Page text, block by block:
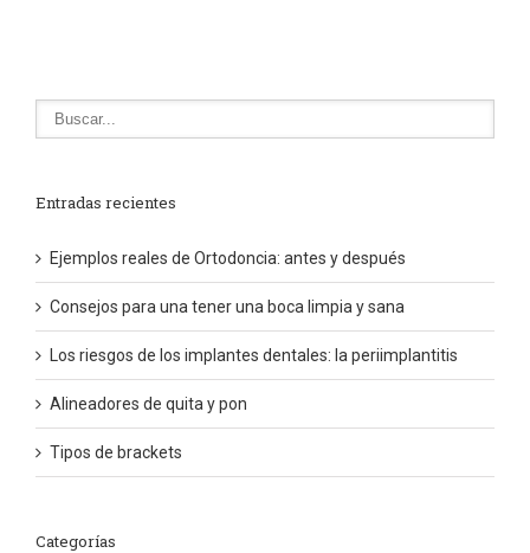
Entradas recientes
Ejemplos reales de Ortodoncia: antes y después
Consejos para una tener una boca limpia y sana
Los riesgos de los implantes dentales: la periimplantitis
Alineadores de quita y pon
Tipos de brackets
Categorías